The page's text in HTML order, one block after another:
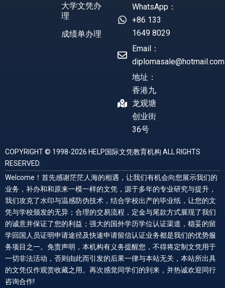
大学文凭办
理
成绩单办理
WhatsApp：
+86 133
1649 8029
Email：
diplomasale@hotmail.com
地址：
香港九
龙观塘
创业街
36号
COPYRIGHT © 1998-2026 HELP国际文凭教育机构 ALL RIGHTS
RESERVED.
Welcome！首先感谢茫茫人海的相遇，让我们有机会向您展示我们的
业务，补办和和原来一模一样的文凭，源于多年的专业研究与提升，
我们攻克了水印与温感防伪技术，结合学校出产的毕业纸，让您的文
凭与学校颁发的无异；合理的交易流程，定金与尾款方式展现了我们
的诚意并保证了您的利益；强大的国外学历学位认证渠道，稳妥的留
学回国人员证明申请途径及快速申请留信认证业务都是我们的优势服
务项目之一。免责声明，本机构有义务提醒您，不得将定制文凭用于
一切非法活动，否则由此而引发的后果一律与本站无关，本站所出具
的文凭仅作观赏收藏之用。再次感觉同学们的到来，并热诚欢迎同行
咨询合作!